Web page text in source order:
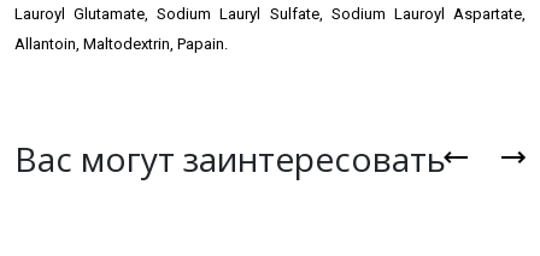
Lauroyl Glutamate, Sodium Lauryl Sulfate, Sodium Lauroyl Aspartate,
Allantoin, Maltodextrin, Papain.
Вас могут заинтересовать